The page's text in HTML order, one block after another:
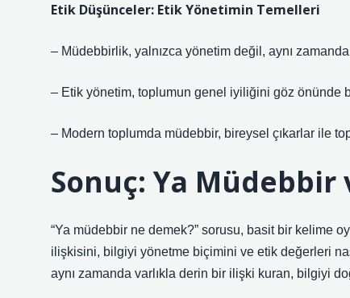
Etik Düşünceler: Etik Yönetimin Temelleri
– Müdebbirlik, yalnızca yönetim değil, aynı
– Etik yönetim, toplumun genel iyiliğini göz önünde
– Modern toplumda müdebbir, bireysel çıkarlar ile
Sonuç: Ya Müdebbir
“Ya müdebbir ne demek?” sorusu, basit bir kelime
ilişkisini, bilgiyi yönetme biçimini ve etik değerleri
aynı zamanda varlıkla derin bir ilişki kuran, bilgiyi